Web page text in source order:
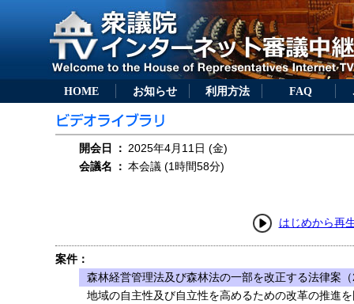
HOME お知らせ 利用方法 FAQ
開会日 ： 2025年4月11日 (金)
会議名
： 本会議 (1時間58分)
はじめから再
案件：
森林経営管理法及び森林法の一部を改正する法律案
地域の自主性及び自立性を高めるための改革の推進